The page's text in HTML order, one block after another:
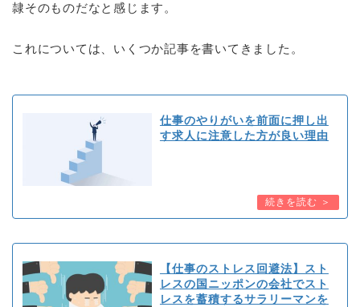
隷そのものだなと感じます。
これについては、いくつか記事を書いてきました。
仕事のやりがいを前面に押し出
す求人に注意した方が良い理由
【仕事のストレス回避法】スト
レスの国ニッポンの会社でスト
レスを蓄積するサラリーマンを